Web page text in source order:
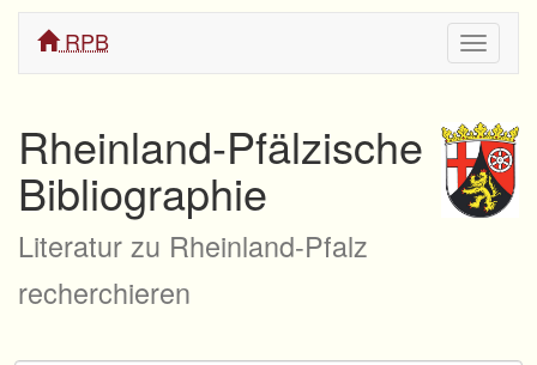
ein/
RPB
Rheinland-Pfälzische
Bibliographie
Literatur zu Rheinland-Pfalz
recherchieren